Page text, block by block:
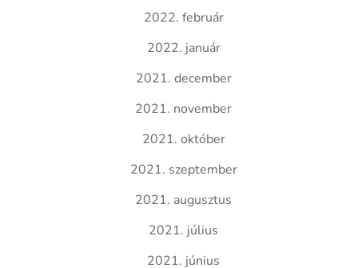
2022. február
2022. január
2021. december
2021. november
2021. október
2021. szeptember
2021. augusztus
2021. július
2021. június